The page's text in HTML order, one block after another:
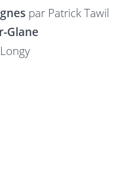
par Patrick Tawil
Glane